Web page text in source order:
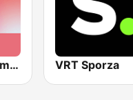
VRT Radio 2 Limburg VRT Sporza